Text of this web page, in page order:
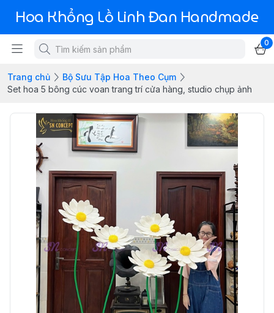
Hoa Khổng Lồ Linh Đan Handmade
0
Trang chủ
Bộ Sưu Tập Hoa Theo Cụm
Set hoa 5 bông cúc voan trang trí cửa hàng, studio chụp ảnh